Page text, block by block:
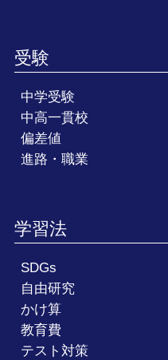
受験
中学受験
中高一貫校
偏差値
進路・職業
学習法
SDGs
自由研究
かけ算
教育費
テスト対策